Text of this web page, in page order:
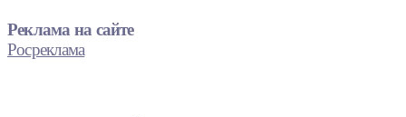
Реклама на сайте
Росреклама